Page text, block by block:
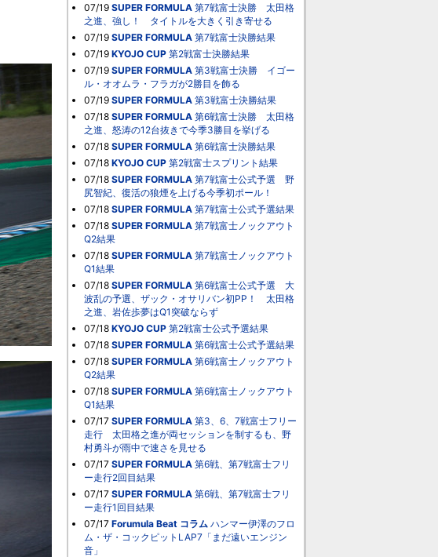
07/19 SUPER FORMULA 第7戦富士決勝 太田格
之進、強し！ タイトルを大きく引き寄せる
07/19 SUPER FORMULA 第7戦富士決勝結果
07/19 KYOJO CUP 第2戦富士決勝結果
07/19 SUPER FORMULA 第3戦富士決勝 イゴー
ル・オオムラ・フラガが2勝目を飾る
07/19 SUPER FORMULA 第3戦富士決勝結果
07/18 SUPER FORMULA 第6戦富士決勝 太田格
之進、怒涛の12台抜きで今季3勝目を挙げる
07/18 SUPER FORMULA 第6戦富士決勝結果
07/18 KYOJO CUP 第2戦富士スプリント結果
07/18 SUPER FORMULA 第7戦富士公式予選 野
尻智紀、復活の狼煙を上げる今季初ポール！
07/18 SUPER FORMULA 第7戦富士公式予選結果
07/18 SUPER FORMULA 第7戦富士ノックアウト
Q2結果
07/18 SUPER FORMULA 第7戦富士ノックアウト
Q1結果
07/18 SUPER FORMULA 第6戦富士公式予選 大
波乱の予選、ザック・オサリバン初PP！ 太田格
之進、岩佐歩夢はQ1突破ならず
07/18 KYOJO CUP 第2戦富士公式予選結果
07/18 SUPER FORMULA 第6戦富士公式予選結果
07/18 SUPER FORMULA 第6戦富士ノックアウト
Q2結果
07/18 SUPER FORMULA 第6戦富士ノックアウト
Q1結果
07/17 SUPER FORMULA 第3、6、7戦富士フリー
走行 太田格之進が両セッションを制するも、野
村勇斗が雨中で速さを見せる
07/17 SUPER FORMULA 第6戦、第7戦富士フリ
ー走行2回目結果
07/17 SUPER FORMULA 第6戦、第7戦富士フリ
ー走行1回目結果
07/17 Forumula Beat コラム ハンマー伊澤のフロ
ム・ザ・コックピットLAP7「まだ遠いエンジン
音」